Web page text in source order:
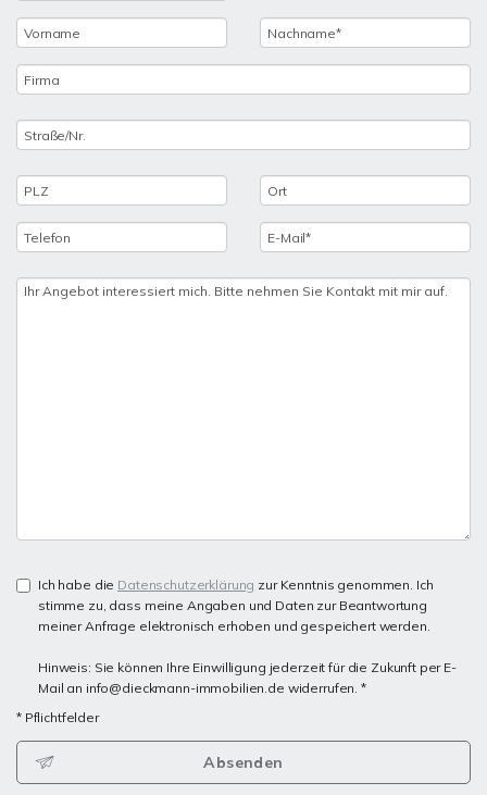
Ich habe die Datenschutzerklärung zur Kenntnis genommen. Ich
stimme zu, dass meine Angaben und Daten zur Beantwortung
meiner Anfrage elektronisch erhoben und gespeichert werden.
Hinweis: Sie können Ihre Einwilligung jederzeit für die Zukunft per E-
Mail an info@dieckmann-immobilien.de widerrufen. *
* Pflichtfelder
Absenden